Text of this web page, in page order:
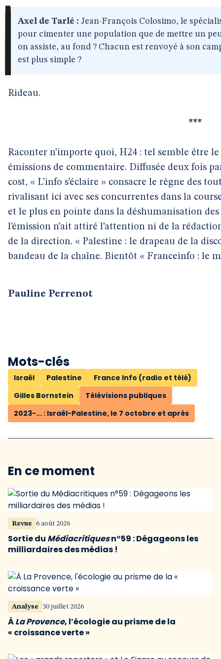
Axel de Tarlé : Jean-François Colosimo, le
pour cimenter une population que de mettre un
on assiste, au fond ? Chacun est renvoyé à son
est plus simple ?
Rideau.
***
Raconter n’importe quoi, H24 : tel semble être
émissions de commentaire. Diffusée deux fois
cost, « L’info s’éclaire » consacre le règne des
rivalisant ici avec ses concurrentes dans la
et le plus en pointe dans la déshumanisation
l’émission n’ait attiré l’attention ni de la
de la direction. « Palestine : le drapeau de la
bandeau de la chaîne. Bientôt « Franceinfo : le
Pauline Perrenot
Mots-clés
Israël Palestine
France Info (radio et télé)
Gilles Bornstein
Télévisions publiques
2023-... : Israël-Palestine, le 7 octobre et après
En ce moment
Revue 6 août 2026
Sortie du Médiacritiquesn°59 : Dégageons les
milliardaires des médias !
Analyse 30 juillet 2026
ÀLa Provence, l’écologie au prisme de la
« croissance verte »